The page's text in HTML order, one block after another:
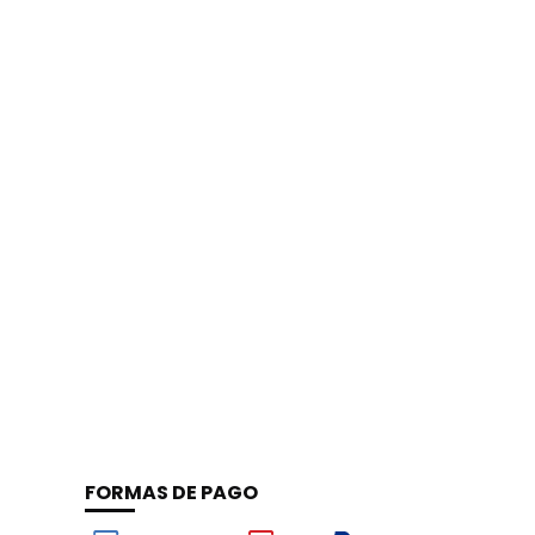
FORMAS DE PAGO